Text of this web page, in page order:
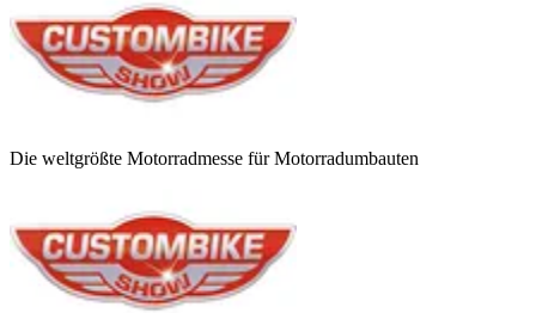
Die weltgrößte Motorradmesse für Motorradumbauten